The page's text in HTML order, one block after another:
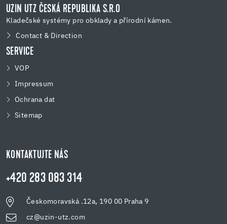
UZIN UTZ ČESKÁ REPUBLIKA S.R.O
Kladečské systémy pro obklady a přírodní kámen.
Contact & Direction
SERVICE
VOP
Impressum
Ochrana dat
Sitemap
KONTAKTUJTE NÁS
+420 283 083 314
Českomoravská .12a, 190 00 Praha 9
cz@uzin-utz.com